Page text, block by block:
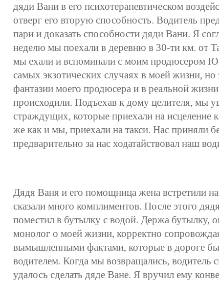
дяди Вани в его психотерапевтическом
отверг его вторую способность. Водитель
пари и доказать способности дяди Вани. Я
неделю мы поехали в деревню в 30-ти км. от
мы ехали и вспоминали с моим продюсером
самых экзотических случаях в моей жизни,
фантазии моего продюсера и в реальной
происходили. Подъехав к дому целителя, мы
страждущих, которые приехали на исцеление
же как и мы, приехали на такси. Нас приняли
предварительно за нас ходатайствовал наш
Дядя Ваня и его помощница жена встретили
сказали много комплиментов. После этого
поместил в бутылку с водой. Держа бутылку,
монолог о моей жизни, корректно
вымышленными фактами, которые в дороге
водителем. Когда мы возвращались, водитель
удалось сделать дяде Ване. Я вручил ему